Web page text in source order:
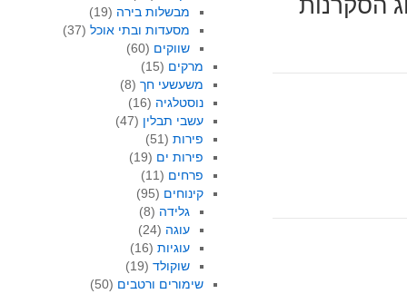
הסקרנות
מבשלות בירה (19)
מסעדות ובתי אוכל (37)
שווקים (60)
מרקים (15)
משעשעי חך(8)
נוסטלגיה (16)
עשבי תבלין (47)
פירות(51)
פירות ים (19)
פרחים (11)
קינוחים (95)
גלידה (8)
עוגה (24)
עוגיות (16)
שוקולד (19)
שימורים ורטבים (50)